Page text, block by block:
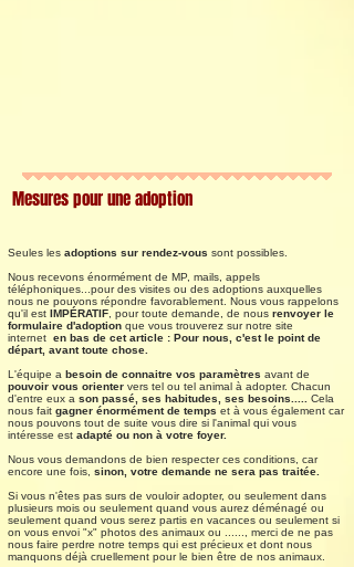
Mesures pour une adoption
Seules les adoptions sur rendez-vous sont possibles.
Nous recevons énormément de MP, mails, appels
téléphoniques...pour des visites ou des adoptions auxquelles
nous ne pouvons répondre favorablement. Nous vous rappelons
qu'il est IMPÉRATIF , pour toute demande, de nous renvoyer le
formulaire d'adoption que vous trouverez sur notre site
internet en bas de cet article : Pour nous, c'est le point de
départ, avant toute chose.
L'équipe a besoin de connaitre vos paramètres avant de
pouvoir vous orienter vers tel ou tel animal à adopter. Chacun
d'entre eux a son passé, ses habitudes, ses besoins.....
Cela
nous fait gagner énormément de temps et à vous également car
nous pouvons tout de suite vous dire si l'animal qui vous
intéresse est adapté ou non à votre foyer.
Nous vous demandons de bien respecter ces conditions, car
encore une fois, sinon, votre demande ne sera pas traitée.
Si vous n'êtes pas surs de vouloir adopter, ou seulement dans
plusieurs mois ou seulement quand vous aurez déménagé ou
seulement quand vous serez partis en vacances ou seulement si
on vous envoi "x" photos des animaux ou ......, merci de ne pas
nous faire perdre notre temps qui est précieux et dont nous
manquons déjà cruellement pour le bien être de nos animaux.